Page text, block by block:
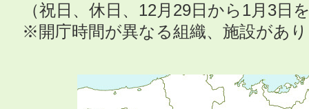
（祝日、休日、12月29日から1月3日
※開庁時間が異なる組織、施設があ